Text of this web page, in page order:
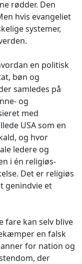
rødder. Den
hvis evangeliet
systemer,
en politisk
bøn og
samledes på
og
med
USA som en
og hvor
ledere og
i én religiøs-
Det er religiøs
genindvie et
fare kan selv blive
en falsk
for nation og
der